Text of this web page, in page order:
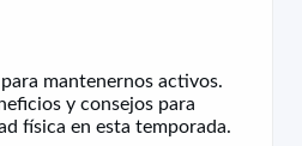
mantenernos activos.
y consejos para
física en esta temporada.